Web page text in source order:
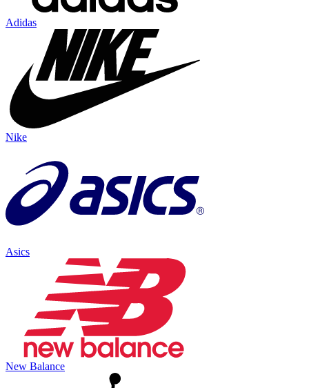
Adidas
Nike
Asics
New Balance